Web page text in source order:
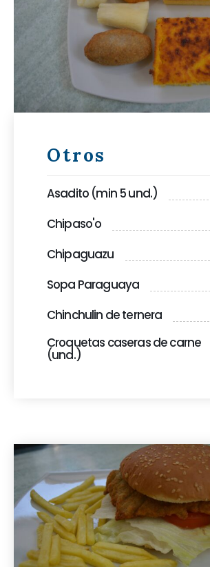
Otros
Asadito (min 5 und.)
Chipaso'o
Chipaguazu
Sopa Paraguaya
Chinchulin de ternera
Croquetas caseras de carne
(und.)